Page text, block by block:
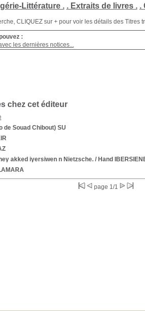
Littérature . . Extraits de livres . .
CLIQUEZ sur + pour voir les détails des Titres
:
les dernières notices...
chez cet éditeur
de Souad Chibout) SU
akked iγersiwen n Nietzsche./ Hand
page 1/1